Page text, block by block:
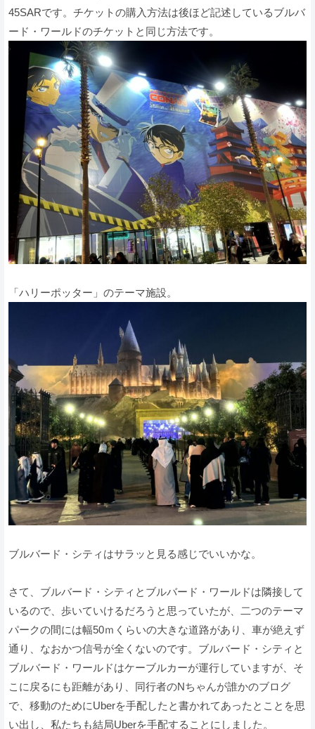
45SARです。チケットの購入方法は後ほど記述しているブルバ
ード・ワールドのチケットと同じ方法です。
「ハリーポッター」のテーマ施設。
ブルバード・シティはサラッと見る感じでいいかな。
さて、ブルバード・シティとブルバード・ワールドは隣接して
いるので、歩いていけるだろうと思っていたが、二つのテーマ
パークの間には幅50ｍくらいの大きな道路があり、車が絶えず
通り、なおかつ信号が全くないのです。ブルバード・シティと
ブルバード・ワールドはケーブルカーが運行していますが、そ
こに戻るにも距離があり、同行者のNちゃんが誰かのブログ
で、移動のためにUberを手配したと書かれてあったとことを思
い出し、私たちも結局Uberを手配することにしました。